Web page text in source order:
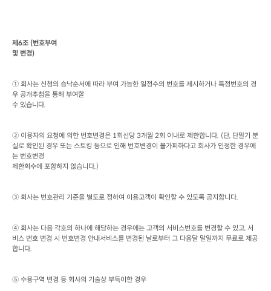
제 6조 (번호부여
및 변경)
① 회사는 신청의 승낙순서에 따라 부여 가능한 일정수의 번호를 제시하거나 특정번호의 경
우 공개추첨을 통해 부여할
수 있습니다.
② 이용자의 요청에 의한 번호변경은 1회선당 3개월 2회 이내로 제한합니다. (단, 단말기 분
실로 확인된 경우 또는 스토킹 등으로 인해 번호변경이 불가피하다고 회사가 인정한 경우에
는 번호변경
제한회수에 포함하지 않습니다.)
③ 회사는 번호관리 기준을 별도로 정하여 이용고객이 확인할 수 있도록 공지합니다.
④ 회사는 다음 각호의 하나에 해당하는 경우에는 고객의 서비스번호를 변경할 수 있고, 서
비스 번호 변경 시 번호변경 안내서비스를 변경된 날로부터 그 다음달 말일까지 무료로 제공
합니다.
⑤ 수용구역 변경 등 회사의 기술상 부득이한 경우